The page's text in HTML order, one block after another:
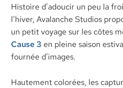
Histoire d’adoucir un peu la
l’hiver, Avalanche Studios
un petit voyage sur les côtes
Cause 3 en pleine saison
fournée d’images.
Hautement colorées, les